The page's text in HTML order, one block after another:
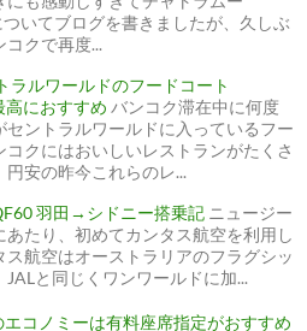
ついてブログを書きましたが、久しぶ
コクで再度...
ラルワールドのフードコート
におすすめ バンコク滞在中に何度
セントラルワールドに入っているフー
コクにはおいしいレストランがたくさ
円安の昨今これらのレ...
羽田→シドニー搭乗記 ニュージー
あたり、初めてカンタス航空を利用し
ス航空はオーストラリアのフラグシッ
JALと同じくワンワールドに加...
エコノミーは有料座席指定がおすすめ